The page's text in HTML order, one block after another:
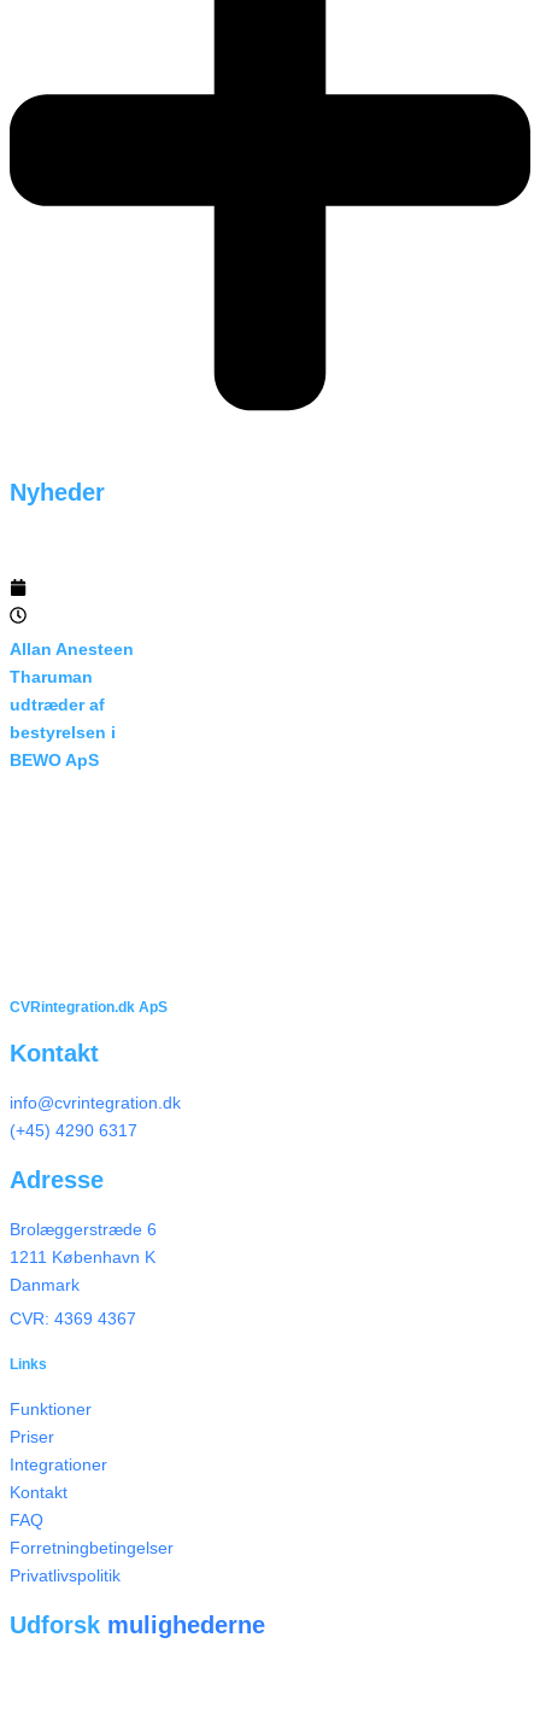
Nyheder
Allan Anesteen
Tharuman
udtræder af
bestyrelsen i
BEWO ApS
CVRintegration.dk ApS
Kontakt
info@cvrintegration.dk
(+45) 4290 6317
Adresse
Brolæggerstræde 6
1211 København K
Danmark
CVR: 4369 4367
Links
Funktioner
Priser
Integrationer
Kontakt
FAQ
Forretningbetingelser
Privatlivspolitik
Udforsk mulighederne